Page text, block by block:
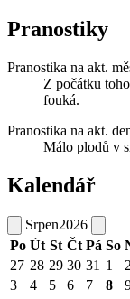
Pranostiky
Pranostika na akt.
Z počátku
fouká.
Pranostika na akt.
Málo plodů v
Kalendář
Srpen2026
Po Út St Čt Pá So
27 28 29 30 31 1
2
3
4 5 6 7 8